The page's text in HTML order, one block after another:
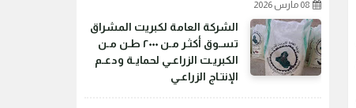
08 مارس 2026
الشركة العامة لكبريت المشراق
تسـوق أكثـر مـن ٢٠٠٠ طـن مـن
الكبريـت الزراعـي لحمايـة ودعـم
الإنتـاج الزراعـي